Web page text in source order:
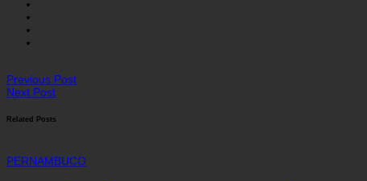
Previous Post
Next Post
Related Posts
PERNAMBUCO